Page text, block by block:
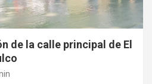
de la calle principal de El